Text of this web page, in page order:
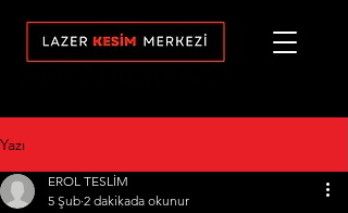
Yazı
EROL TESLİM
5 Şub 2 dakikada okunur